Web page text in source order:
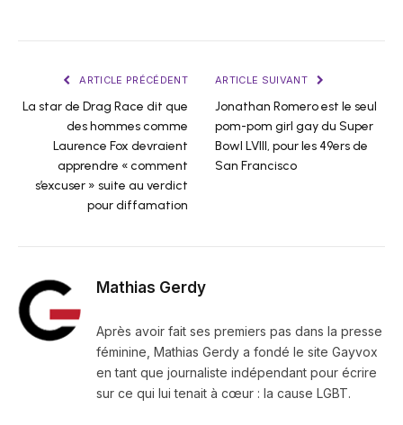
ARTICLE PRÉCÉDENT
La star de Drag Race dit que
des hommes comme
Laurence Fox devraient
apprendre « comment
s’excuser » suite au verdict
pour diffamation
ARTICLE SUIVANT
Jonathan Romero est le seul
pom-pom girl gay du Super
Bowl LVIII, pour les 49ers de
San Francisco
Mathias Gerdy
Après avoir fait ses premiers pas dans la presse
féminine, Mathias Gerdy a fondé le site Gayvox
en tant que journaliste indépendant pour écrire
sur ce qui lui tenait à cœur : la cause LGBT.